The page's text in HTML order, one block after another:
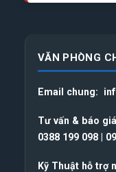
VĂN PHÒNG
Email chung:
Tư vấn & báo
0388 199 098
Kỹ Thuật hỗ trợ